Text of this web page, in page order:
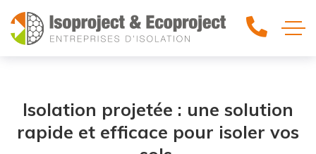
Isolation projetée : une solution
rapide et efficace pour isoler vos